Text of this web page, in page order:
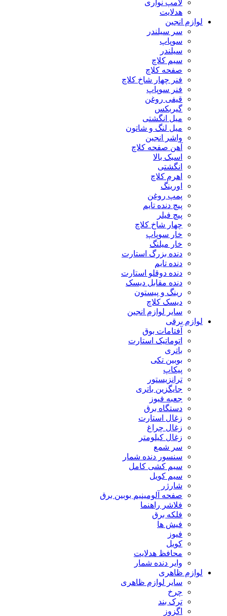
لامپ نواری
هدلایت
لوازم انجین
سر سیلندر
سوپاپ
سیلندر
سیم کلاچ
صفحه کلاچ
فنر چهار شاخ کلاچ
فنر سوپاپ
قیفی روغن
گیربکس
میل انگشتی
میل لنگ و شاتون
واشر انجین
آهن صفحه کلاچ
اسبک بالا
انگشتی
اهرم کلاچ
اورینگ
پمپ روغن
پیچ دنده تایم
پیچ فیلر
چهار شاخ کلاچ
خار سوپاپ
خار میلنگ
دنده بزرگ استارت
دنده تایم
دنده دوقلو استارت
دنده مقابل دیسک
رینگ و پیستون
دیسک کلاچ
سایر لوازم انجین
لوازم برقی
آفتامات بوق
اتوماتیک استارت
باتری
بوبین تکی
پیکاپ
ترانزیستور
جایگزین باتری
جعبه فیوز
دستگاه برق
زغال استارت
زغال چراغ
زغال کیلومتر
سر شمع
سنسور دنده شمار
سیم کشی کامل
سیم کویل
شارژر
صفحه آلومینیم بوبین برق
فلاشر راهنما
فلکه برق
فیش ها
فیوز
کویل
محافظ هدلایت
وایر دنده شمار
لوازم ظاهری
سایر لوازم ظاهری
چرخ
ترک بند
اگزوز